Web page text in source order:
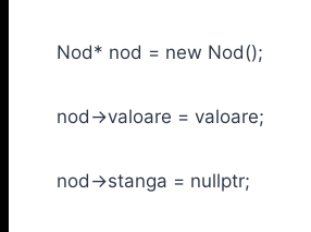
Nod* nod = new Nod();
nod->valoare = valoare;
nod->stanga = nullptr;